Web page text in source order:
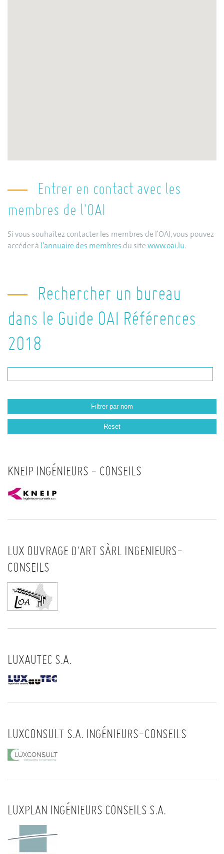
Entrer en contact avec les
membres de l'OAI
Si vous souhaitez contacter les membres de l'OAI, vous pouvez
accéder à l'annuaire des membres du site www.oai.lu.
Rechercher un bureau
dans le Guide OAI Références
2018
KNEIP INGÉNIEURS - CONSEILS
LUX OUVRAGE D’ART SÀRL INGENIEURS-
CONSEILS
LUXAUTEC S.A.
LUXCONSULT S.A. INGÉNIEURS-CONSEILS
LUXPLAN INGÉNIEURS CONSEILS S.A.